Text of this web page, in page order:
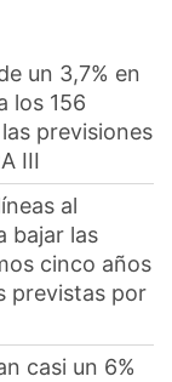
un 3,7% en
los 156
previsiones
III
al
bajar las
cinco años
previstas por
casi un 6%